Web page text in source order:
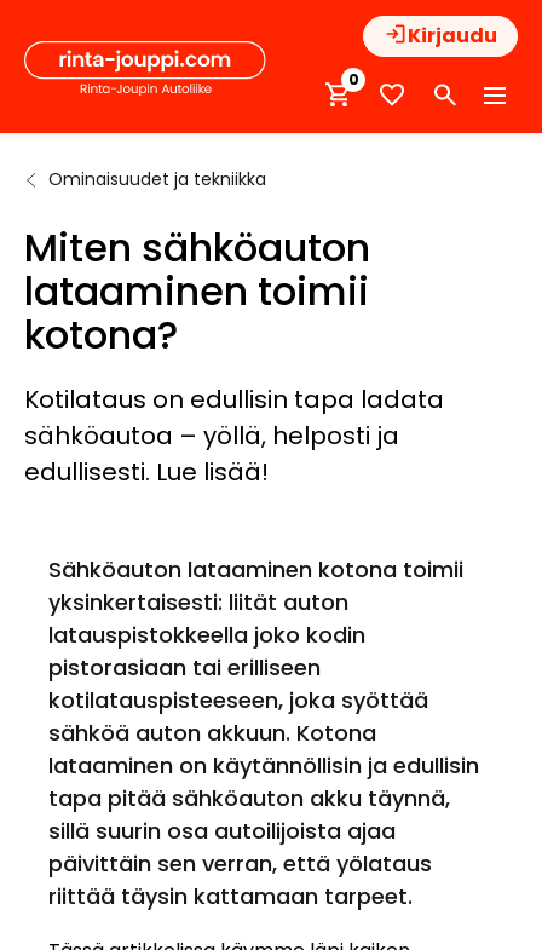
sisältöön
Kirjaudu
0
Etusivu
Autoilijan
Ominaisuudet ja tekniikka
Miten
lataaminen
toimii
kotona?
Miten sähköauton
lataaminen toimii
kotona?
Kotilataus on edullisin tapa ladata
sähköautoa – yöllä, helposti ja
edullisesti. Lue lisää!
Sähköauton lataaminen kotona toimii
yksinkertaisesti: liität auton
latauspistokkeella joko kodin
pistorasiaan tai erilliseen
kotilatauspisteeseen, joka syöttää
sähköä auton akkuun. Kotona
lataaminen on käytännöllisin ja edullisin
tapa pitää sähköauton akku täynnä,
sillä suurin osa autoilijoista ajaa
päivittäin sen verran, että yölataus
riittää täysin kattamaan tarpeet.